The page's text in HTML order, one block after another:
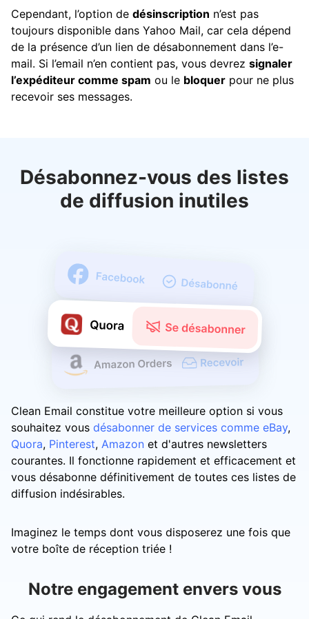
Cependant, l’option de désinscription n’est pas
toujours disponible dans Yahoo Mail, car cela dépend
de la présence d’un lien de désabonnement dans l’e-
mail. Si l’email n’en contient pas, vous devrez signaler
l’expéditeur comme spam ou le bloquer pour ne plus
recevoir ses messages.
Désabonnez-vous des listes
de diffusion inutiles
Clean Email constitue votre meilleure option si vous
souhaitez vous désabonner de services comme eBay,
Quora, Pinterest, Amazon et d'autres newsletters
courantes. Il fonctionne rapidement et efficacement et
vous désabonne définitivement de toutes ces listes de
diffusion indésirables.
Imaginez le temps dont vous disposerez une fois que
votre boîte de réception triée !
Notre engagement envers vous